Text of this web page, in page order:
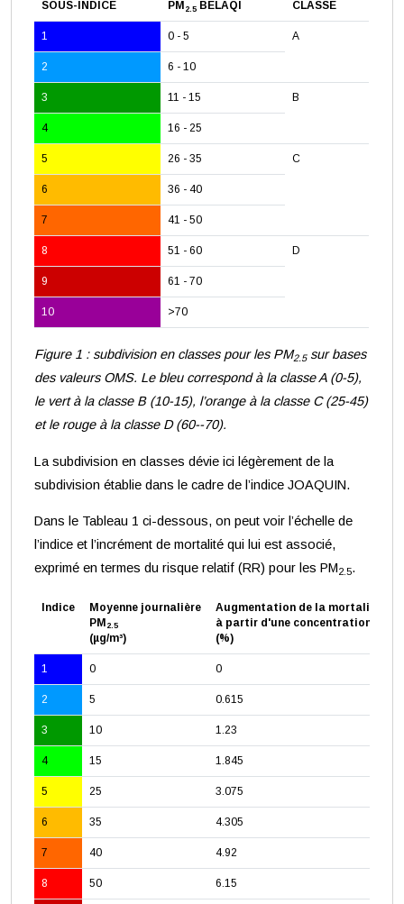
SOUS-INDICE PM 2.5 BELAQI CLASSE
1 0 - 5 A
2 6 - 10
3 11 - 15 B
4 16 - 25
5 26 - 35 C
6 36 - 40
7 41 - 50
8 51 - 60 D
9 61 - 70
10 >70
Figure 1 : subdivision en classes pour les PM2.5sur bases
des valeurs OMS. Le bleu correspond à la classe A (0-5),
le vert à la classe B (10-15), l’orange à la classe C (25-45)
et le rouge à la classe D (60--70).
La subdivision en classes dévie ici légèrement de la
subdivision établie dans le cadre de l’indice JOAQUIN.
Dans le Tableau 1 ci-dessous, on peut voir l’échelle de
l’indice et l’incrément de mortalité qui lui est associé,
exprimé en termes du risque relatif (RR) pour les PM2.5.
Indice
Moyenne journalière
PM 2.5
(µg/m³)
Augmentation de la mortalité
à partir d'une concentration de 0
(%)
1 0 0
2 5 0.615
3 10 1.23
4 15 1.845
5 25 3.075
6 35 4.305
7 40 4.92
8 50 6.15